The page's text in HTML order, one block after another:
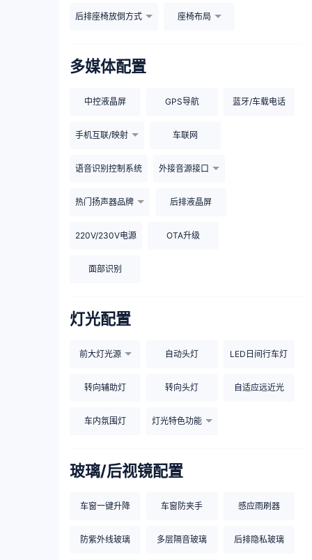
后排座椅放倒方式 座椅布局
多媒体配置
中控液晶屏 GPS导航 蓝牙/车载电话
手机互联/映射 车联网
语音识别控制系统 外接音源接口
热门扬声器品牌 后排液晶屏
220V/230V电源 OTA升级
面部识别
灯光配置
前大灯光源 自动头灯 LED日间行车灯
转向辅助灯 转向头灯 自适应远近光
车内氛围灯 灯光特色功能
玻璃/后视镜配置
车窗一键升降 车窗防夹手 感应雨刷器
防紫外线玻璃 多层隔音玻璃 后排隐私玻璃